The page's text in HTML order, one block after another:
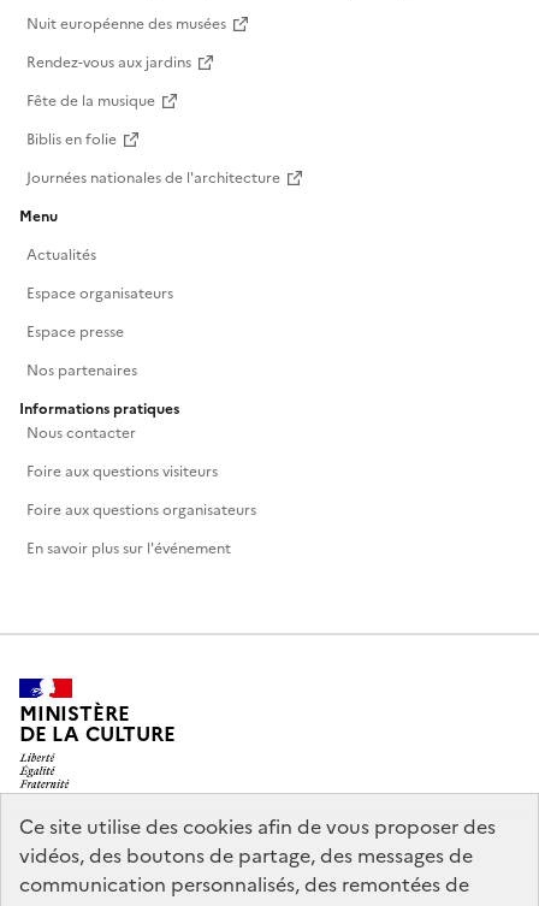
Ce site utilise des cookies afin de vous proposer des
vidéos, des boutons de partage, des messages de
communication personnalisés, des remontées de
Nuit européenne des musées
Rendez-vous aux jardins
Fête de la musique
Biblis en folie
Journées nationales de l'architecture
Menu
Actualités
Espace organisateurs
Espace presse
Nos partenaires
Informations pratiques
Nous contacter
Foire aux questions visiteurs
Foire aux questions organisateurs
En savoir plus sur l'événement
MINISTÈRE
DE LA CULTURE
legifrance.gouv.fr
info.gouv.fr